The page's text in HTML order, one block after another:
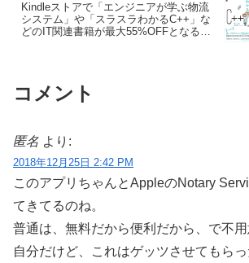
Kindleストアで「エンジニアが学ぶ物流
システム」や「スラスラわかるC++」な
どのIT関連書籍が最大55%OFFとなる翔
コメント
匿名 より:
2018年12月25日 2:42 PM
このアプリちゃんとAppleのNotary
てきてるのね。
普通は、無料だから便利だから、で不
自分だけど、これはゲッツさせてもらっ